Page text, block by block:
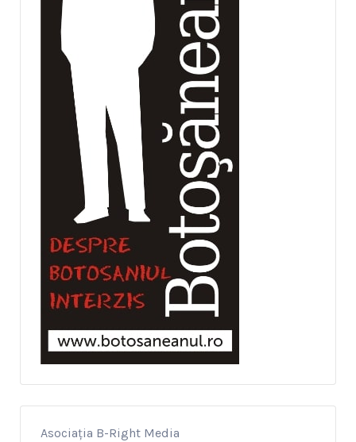
Asociația B-Right Media